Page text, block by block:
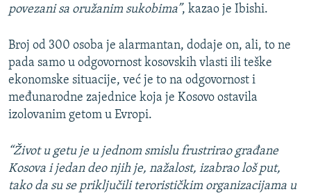
povezani sa oružanim sukobima”, kazao je Ibishi.
Broj od 300 osoba je alarmantan, dodaje on, ali, to ne
pada samo u odgovornost kosovskih vlasti ili teške
ekonomske situacije, već je to na odgovornost i
međunarodne zajednice koja je Kosovo ostavila
izolovanim getom u Evropi.
“Život u getu je u jednom smislu frustrirao građane
Kosova i jedan deo njih je, nažalost, izabrao loš put,
tako da su se priključili terorističkim organizacijama u